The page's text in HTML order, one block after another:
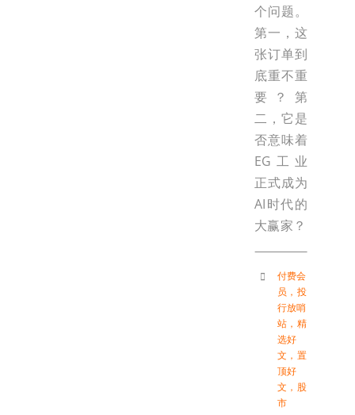
个问题。
第一，这
张订单到
底重不重
要？第
二，它是
否意味着
EG工业
正式成为
AI时代的
大赢家？
付费会
员 ， 投
行放哨
站 ， 精
选好
文 ， 置
顶好
文 ， 股
市